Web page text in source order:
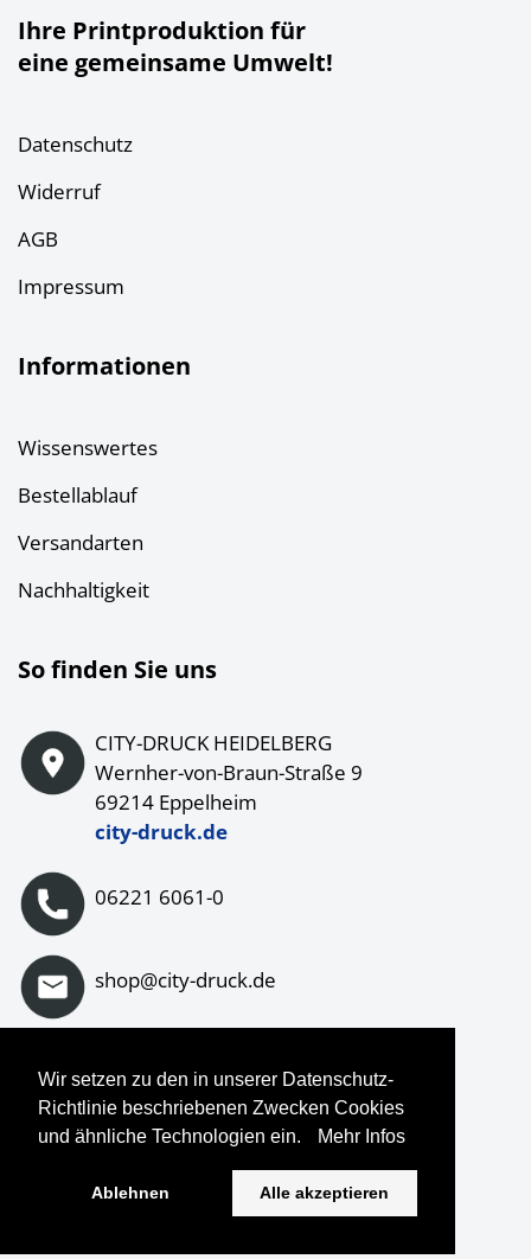
Wir setzen zu den in unserer Datenschutz-
Richtlinie beschriebenen Zwecken Cookies
und ähnliche Technologien ein.
Mehr Infos
Ablehnen Alle akzeptieren
Ihre Printproduktion für
eine gemeinsame Umwelt!
Datenschutz
Widerruf
AGB
Impressum
Informationen
Wissenswertes
Bestellablauf
Versandarten
Nachhaltigkeit
So finden Sie uns
CITY-DRUCK HEIDELBERG
Wernher-von-Braun-Straße 9
69214 Eppelheim
city-druck.de
06221 6061-0
shop@city-druck.de
Auf Instagram folgen
CDH Printothek. All Rights Reserved.